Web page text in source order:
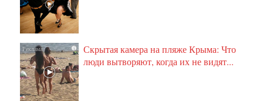
i
Скрытая камера на пляже Крыма: Что
люди вытворяют, когда их не видят...